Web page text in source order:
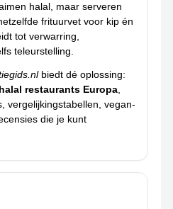
halal, maar serveren
frituurvet voor kip én
tot verwarring,
teleurstelling.
biedt dé oplossing:
halal restaurants Europa
vergelijkingstabellen, vegan-
die je kunt